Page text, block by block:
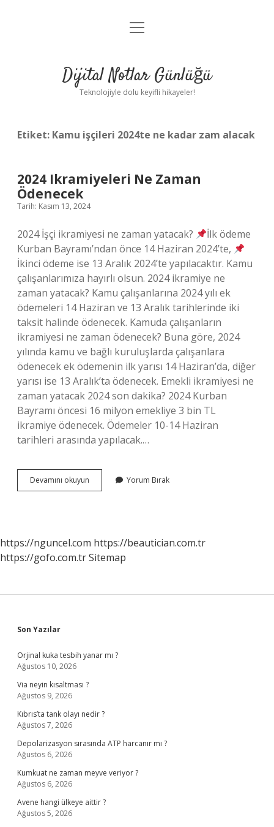
Anasayfa
Yasal Uyarı
menüyü
Dijital Notlar Günlüğü
Teknolojiyle dolu keyifli hikayeler!
Etiket: Kamu işçileri 2024te ne kadar zam alacak
2024 Ikramiyeleri Ne Zaman
Ödenecek
Tarih: Kasım 13, 2024
2024 İşçi ikramiyesi ne zaman yatacak?
İlk ödeme
Kurban Bayramı’ndan önce 14 Haziran 2024’te,
İkinci ödeme ise 13 Aralık 2024’te yapılacaktır. Kamu
çalışanlarımıza hayırlı olsun. 2024 ikramiye ne
zaman yatacak? Kamu çalışanlarına 2024 yılı ek
ödemeleri 14 Haziran ve 13 Aralık tarihlerinde iki
taksit halinde ödenecek. Kamuda çalışanların
ikramiyesi ne zaman ödenecek? Buna göre, 2024
yılında kamu ve bağlı kuruluşlarda çalışanlara
ödenecek ek ödemenin ilk yarısı 14 Haziran’da, diğer
yarısı ise 13 Aralık’ta ödenecek. Emekli ikramiyesi ne
zaman yatacak 2024 son dakika? 2024 Kurban
Bayramı öncesi 16 milyon emekliye 3 bin TL
ikramiye ödenecek. Ödemeler 10-14 Haziran
tarihleri ​​arasında yapılacak.…
Devamını okuyun
Ikramiyeleri
Yorum Bırak
https://nguncel.com https://beautician.com.tr
https://gofo.com.trSitemap
Sidebar
Son Yazılar
Orjinal kuka tesbih yanar mı ?
Ağustos 10, 2026
Via neyin kısaltması ?
Ağustos 9, 2026
Kıbrıs’ta tank olayı nedir ?
Ağustos 7, 2026
Depolarizasyon sırasında ATP harcanır mı ?
Ağustos 6, 2026
Kumkuat ne zaman meyve veriyor ?
Ağustos 6, 2026
Avene hangi ülkeye aittir ?
Ağustos 5, 2026